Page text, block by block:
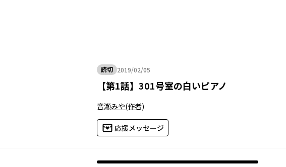
読切 2019/02/05
2019年02月05日
【第1話】 301号室の白いピアノ
音瀬みや(作者)
応援メッセージ